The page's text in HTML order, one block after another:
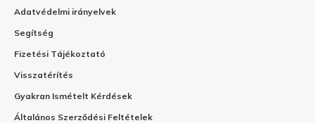
Adatvédelmi irányelvek
Segítség
Fizetési Tájékoztató
Visszatérítés
Gyakran Ismételt Kérdések
Általános Szerződési Feltételek